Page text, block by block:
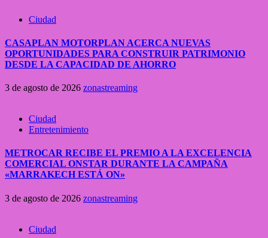
Ciudad
CASAPLAN MOTORPLAN ACERCA NUEVAS
OPORTUNIDADES PARA CONSTRUIR PATRIMONIO
DESDE LA CAPACIDAD DE AHORRO
3 de agosto de 2026 zonastreaming
Ciudad
Entretenimiento
METROCAR RECIBE EL PREMIO A LA EXCELENCIA
COMERCIAL ONSTAR DURANTE LA CAMPAÑA
«MARRAKECH ESTÁ ON»
3 de agosto de 2026 zonastreaming
Ciudad